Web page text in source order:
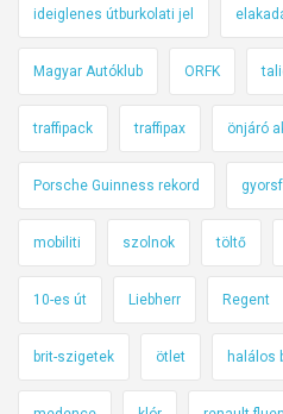
ideiglenes útburkolati jel
Magyar Autóklub ORFK
traffipack traffipax önjáró
Porsche Guinness rekord
mobiliti szolnok töltő
10-es út Liebherr Regent
brit-szigetek ötlet halálos